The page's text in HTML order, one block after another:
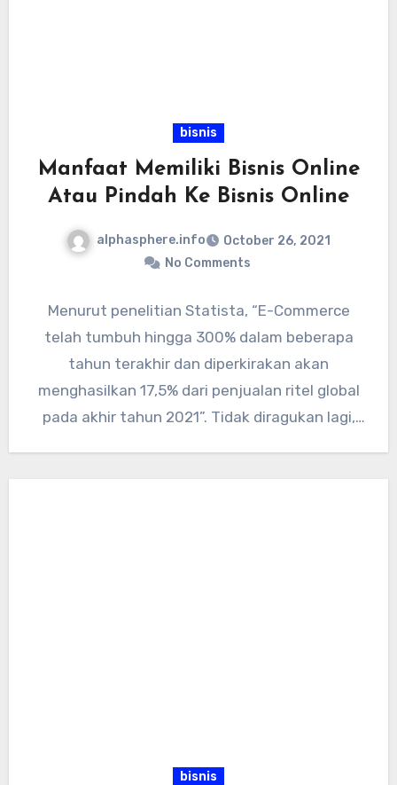
bisnis
Manfaat Memiliki Bisnis Online
Atau Pindah Ke Bisnis Online
alphasphere.info
October 26, 2021
No Comments
Menurut penelitian Statista, “E-Commerce
telah tumbuh hingga 300% dalam beberapa
tahun terakhir dan diperkirakan akan
menghasilkan 17,5% dari penjualan ritel global
pada akhir tahun 2021”. Tidak diragukan lagi,
bisnis